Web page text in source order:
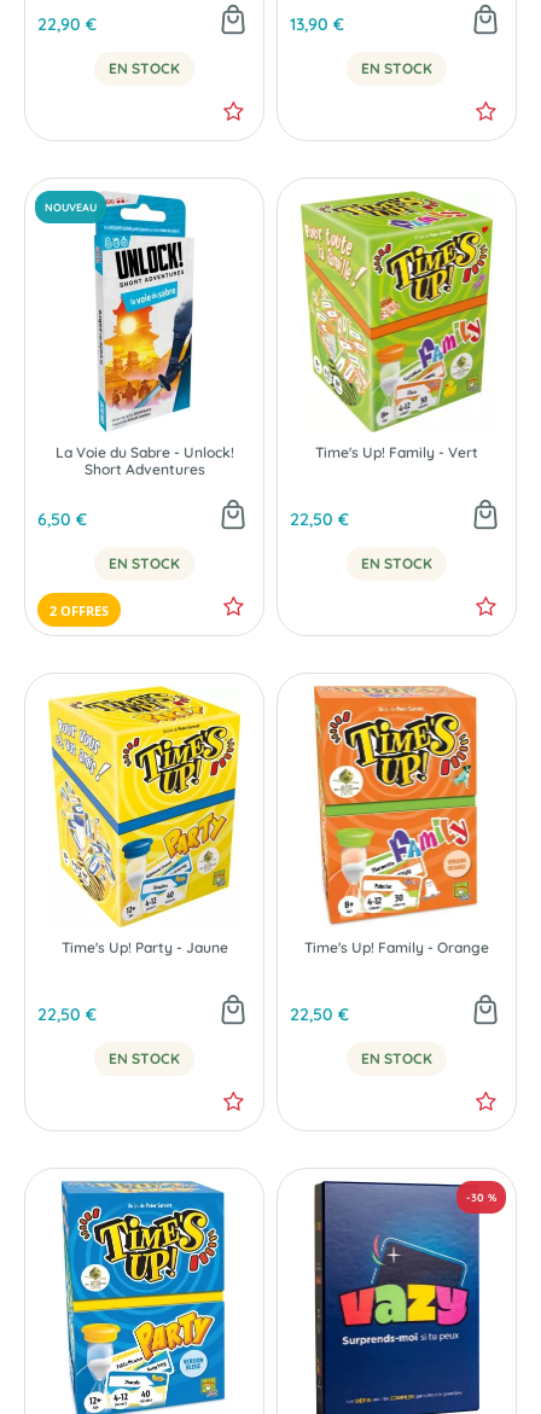
22,90 €
EN STOCK
13,90 €
EN STOCK
NOUVEAU
La Voie du Sabre - Unlock!
Short Adventures
6,50 €
EN STOCK
2 OFFRES
Time's Up! Family - Vert
22,50 €
EN STOCK
Time's Up! Party - Jaune
22,50 €
EN STOCK
Time's Up! Family - Orange
22,50 €
EN STOCK